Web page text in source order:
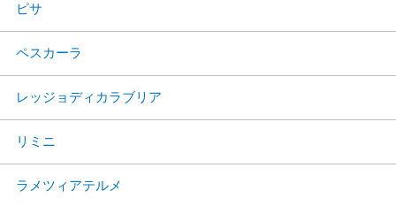
ピサ
ペスカーラ
レッジョディカラブリア
リミニ
ラメツィアテルメ